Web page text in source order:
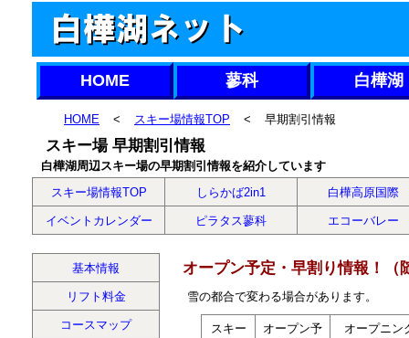
HOME 蓼科 白樺湖
HOME < スキー場情報TOP < 早期割引情報
スキー場 早期割引情報
白樺湖周辺スキー場の早期割引情報を紹介しています
スキー場情報TOP
しらかば2in1 白樺高原国際
イベントカレンダー ピラタス蓼科 エコーバレー
オープン予定・早割り情報！（
雪の都合で変わる場合があります。
スキー
オープン予
オープニン
基本情報
リフト料金
コースマップ